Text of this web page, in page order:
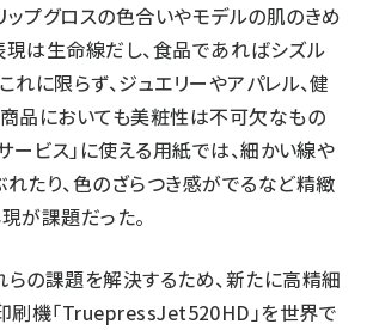
プグロスの色合いやモデルの肌のきめ
は生命線だし、食品であればシズル
れに限らず、ジュエリーやアパレル、健
品においても美粧性は不可欠なもの
サービス」に使える用紙では、細かい線や
たり、色のざらつき感がでるなど精緻
が課題だった。
の課題を解決するため、新たに高精細
刷機「TruepressJet520HD」を世界で